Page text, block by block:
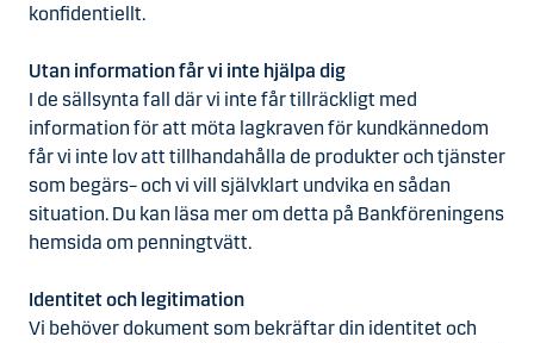
konfidentiellt.
Utan information får vi inte hjälpa dig
I de sällsynta fall där vi inte får tillräckligt med
information för att möta lagkraven för kundkännedom
får vi inte lov att tillhandahålla de produkter och tjänster
som begärs– och vi vill självklart undvika en sådan
situation. Du kan läsa mer om detta på Bankföreningens
hemsida om penningtvätt.
Identitet och legitimation
Vi behöver dokument som bekräftar din identitet och